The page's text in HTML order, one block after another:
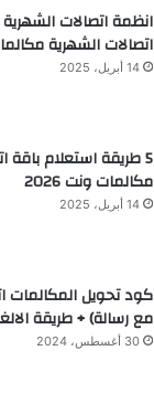
اتصالات الشهرية
14 أبريل، 2025
5 طريقة استعلام
مكالمات ونت 2026
14 أبريل، 2025
كود تحويل المكالمات
مع رسالة) + طريقة
30 أغسطس، 2024